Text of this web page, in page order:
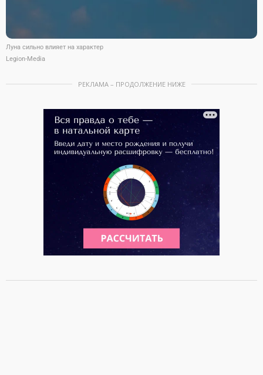
Луна сильно влияет на характер
Legion-Media
РЕКЛАМА – ПРОДОЛЖЕНИЕ НИЖЕ